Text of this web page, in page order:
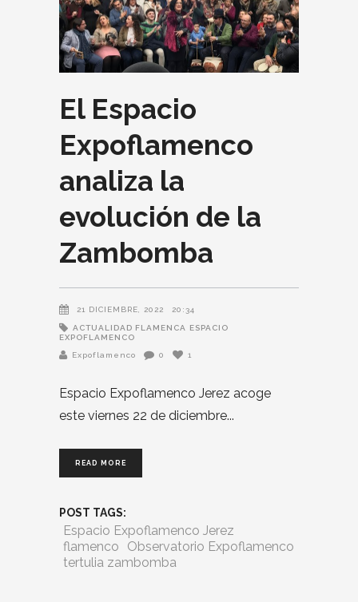
El Espacio
Expoflamenco
analiza la
evolución de la
Zambomba
21 DICIEMBRE, 2022 20:34
ACTUALIDAD FLAMENCA
ESPACIO
EXPOFLAMENCO
Expoflamenco
0 1
Espacio Expoflamenco Jerez acoge
este viernes 22 de diciembre
READ MORE
POST TAGS:
Espacio Expoflamenco Jerez
flamenco
Observatorio Expoflamenco
tertulia zambomba